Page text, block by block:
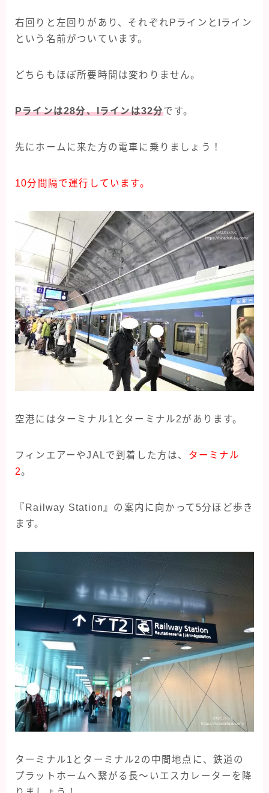
右回りと左回りがあり、それぞれPラインとIライン
という名前がついています。
どちらもほぼ所要時間は変わりません。
Pラインは28分、Iラインは32分です。
先にホームに来た方の電車に乗りましょう！
10分間隔で運行しています。
空港にはターミナル1とターミナル2があります。
フィンエアーやJALで到着した方は、 ターミナル
2。
『Railway Station』の案内に向かって5分ほど歩き
ます。
ターミナル1とターミナル2の中間地点に、鉄道の
プラットホームへ繋がる長〜いエスカレーターを降